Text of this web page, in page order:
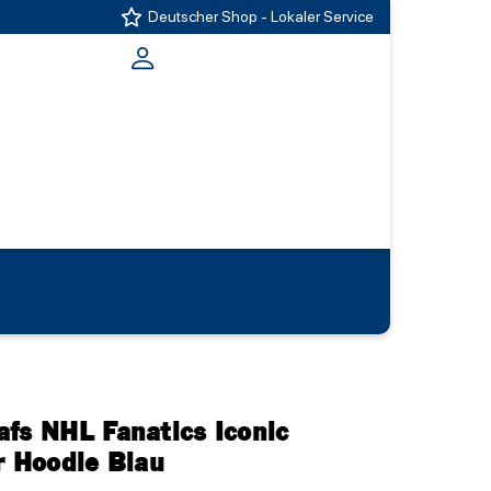
Deutscher Shop - Lokaler Service
NHL Fanatics Iconic
Hoodie Blau